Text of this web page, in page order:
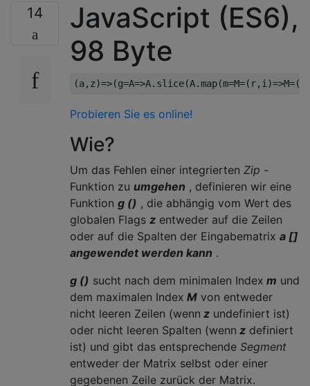
14
JavaScript (ES6),
98 Byte
(a, z)=>(g=A=>A. slice(A.map(m=M=( r, i )=>M=(
Probieren Sie es online!
Wie?
Um das Fehlen einer integrierten Zip -
Funktion zu umgehen , definieren wir eine
Funktion g () , die abhängig vom Wert des
globalen Flags z entweder auf die Zeilen
oder auf die Spalten der Eingabematrix a []
angewendet werden kann .
g () sucht nach dem minimalen Index m und
dem maximalen Index M von entweder
nicht leeren Zeilen (wenn z undefiniert ist)
oder nicht leeren Spalten (wenn z definiert
ist) und gibt das entsprechende Segment
entweder der Matrix selbst oder einer
gegebenen Zeile zurück der Matrix.